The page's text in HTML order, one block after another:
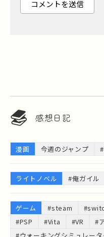
感想日記
漫画 今週のジャンプ
ライトノベル #俺ガイル
ゲーム #steam
#PSP
#Vita #VR #